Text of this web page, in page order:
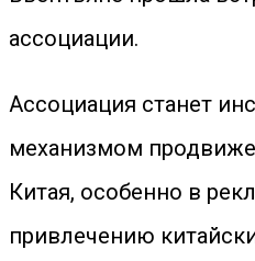
ассоциации.
Ассоциация станет
механизмом
Китая, особенно в
привлечению